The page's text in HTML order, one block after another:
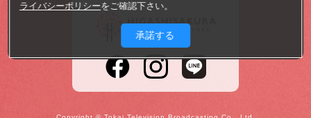
ライバシーポリシーをご確認下さい。
承諾する